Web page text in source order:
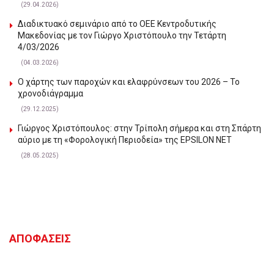
(29.04.2026)
Διαδικτυακό σεμινάριο από το ΟΕΕ Κεντροδυτικής
Μακεδονίας με τον Γιώργο Χριστόπουλο την Τετάρτη
4/03/2026
(04.03.2026)
Ο χάρτης των παροχών και ελαφρύνσεων του 2026 – Το
χρονοδιάγραμμα
(29.12.2025)
Γιώργος Χριστόπουλος: στην Τρίπολη σήμερα και στη Σπάρτη
αύριο με τη «Φορολογική Περιοδεία» της EPSILON NET
(28.05.2025)
ΑΠΟΦΑΣΕΙΣ